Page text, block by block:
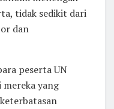
tidak sedikit dari
dan
peserta UN
mereka yang